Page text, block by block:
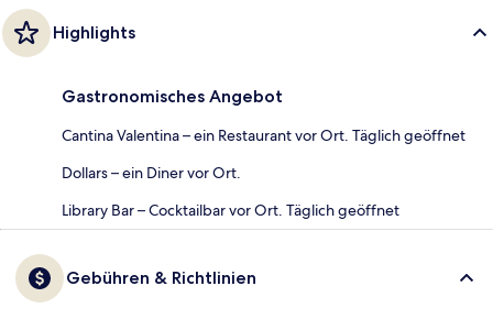
Highlights
Gastronomisches Angebot
Cantina Valentina – ein Restaurant vor Ort. Täglich geöffnet
Dollars – ein Diner vor Ort.
Library Bar – Cocktailbar vor Ort. Täglich geöffnet
Gebühren & Richtlinien